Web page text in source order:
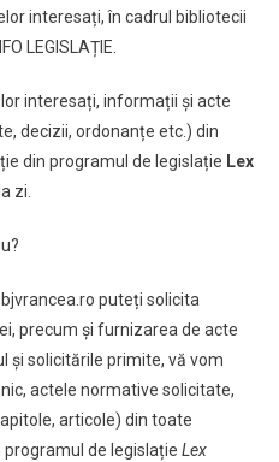
interesați, în cadrul bibliotecii
LEGISLAȚIE.
interesați, informații și acte
decizii, ordonanțe etc.) din
din programul de legislație Lex
zi.
puteți solicita
precum și furnizarea de acte
și solicitările primite, vă vom
actele normative solicitate,
articole) din toate
de legislație Lex